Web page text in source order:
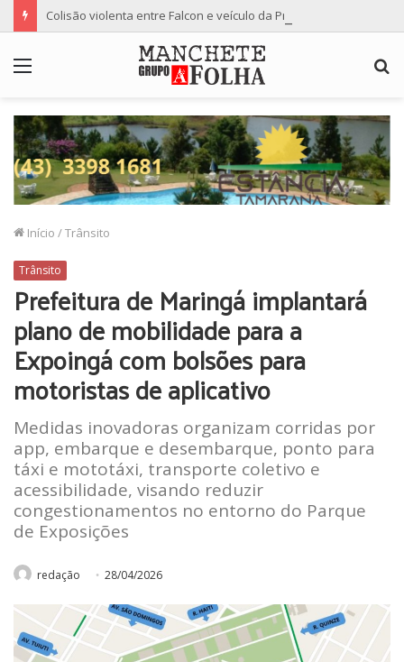
Início /Trânsito
Trânsito
Prefeitura de Maringá implantará
plano de mobilidade para a
Expoingá com bolsões para
motoristas de aplicativo
Medidas inovadoras organizam corridas por
app, embarque e desembarque, ponto para
táxi e mototáxi, transporte coletivo e
acessibilidade, visando reduzir
congestionamentos no entorno do Parque
de Exposições
redação 28/04/2026